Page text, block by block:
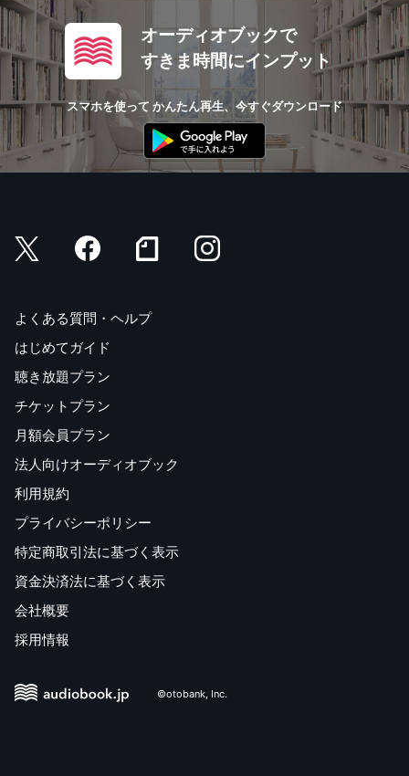
オーディオブックで
すきま時間にインプット
スマホを使って かんたん再生、今すぐダウンロード
よくある質問・ヘルプ
はじめてガイド
聴き放題プラン
チケットプラン
月額会員プラン
法人向けオーディオブック
利用規約
プライバシーポリシー
特定商取引法に基づく表示
資金決済法に基づく表示
会社概要
採用情報
©otobank, Inc.